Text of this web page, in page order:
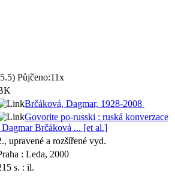
Půjčeno:11x
Brčáková, Dagmar, 1928-2008
Govorite po-russki : ruská konverzace
Dagmar Brčáková ... [et al.]
upravené a rozšířené vyd.
: Leda, 2000
s. : il.